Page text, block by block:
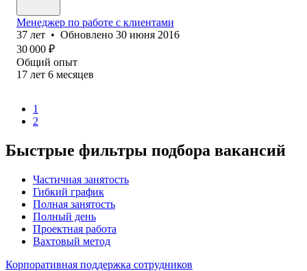
Менеджер по работе с клиентами
37 лет • Обновлено 30 июня 2016
30 000 ₽
Общий опыт
17 лет 6 месяцев
1
2
Быстрые фильтры подбора вакансий
Частичная занятость
Гибкий график
Полная занятость
Полный день
Проектная работа
Вахтовый метод
Корпоративная поддержка сотрудников